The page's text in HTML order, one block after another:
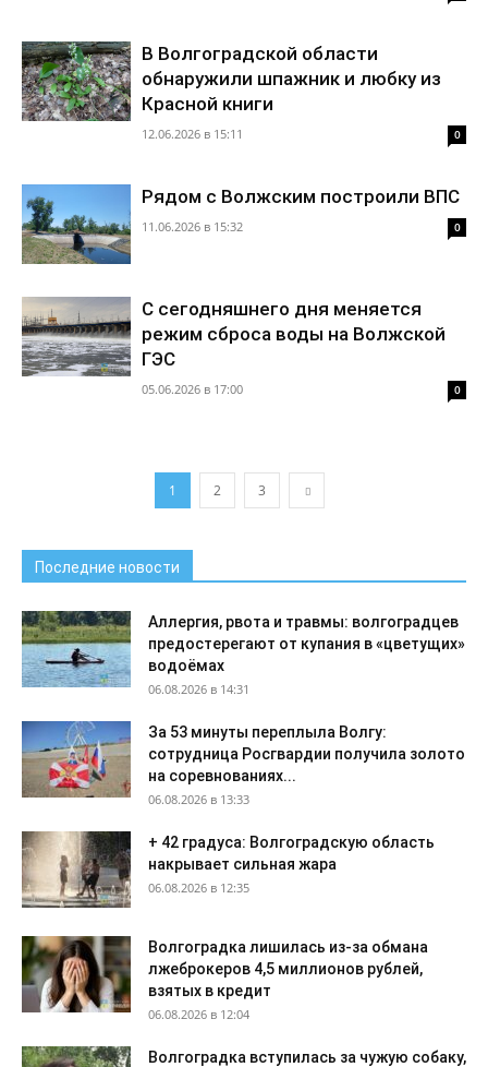
В Волгоградской области
обнаружили шпажник и любку из
Красной книги
12.06.2026 в 15:11 0
Рядом с Волжским построили ВПС
11.06.2026 в 15:32 0
С сегодняшнего дня меняется
режим сброса воды на Волжской
ГЭС
05.06.2026 в 17:00 0
1 2 3
Последние новости
Аллергия, рвота и травмы: волгоградцев
предостерегают от купания в «цветущих»
водоёмах
06.08.2026 в 14:31
За 53 минуты переплыла Волгу:
сотрудница Росгвардии получила золото
на соревнованиях...
06.08.2026 в 13:33
+ 42 градуса: Волгоградскую область
накрывает сильная жара
06.08.2026 в 12:35
Волгоградка лишилась из-за обмана
лжеброкеров 4,5 миллионов рублей,
взятых в кредит
06.08.2026 в 12:04
Волгоградка вступилась за чужую собаку,